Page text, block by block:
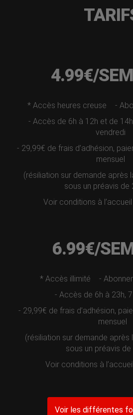
4.99€/
* Accès heures creuse
-
- Accès de 6h à 12h et de
vendredi
- 29,99€ de frais d’adhésion,
mensuel
(résiliation sur demande après
sous un préavis de
Voir conditions à
6.99€/
* Accès illimité
-
- Accès de 6h à 23h,
- 29,99€ de frais d’adhésion,
mensuel
(résiliation sur demande après
sous un préavis
Voir conditions à
Voir les différentes